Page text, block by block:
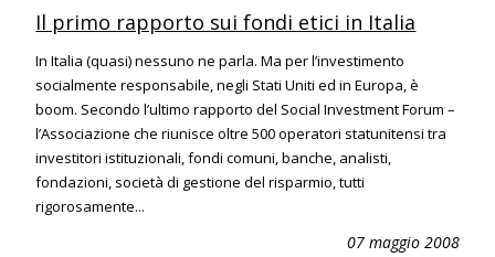
Il primo rapporto sui fondi etici in Italia
In Italia (quasi) nessuno ne parla. Ma per l’investimento
socialmente responsabile, negli Stati Uniti ed in Europa, è
boom. Secondo l’ultimo rapporto del Social Investment Forum –
l’Associazione che riunisce oltre 500 operatori statunitensi tra
investitori istituzionali, fondi comuni, banche, analisti,
fondazioni, società di gestione del risparmio, tutti
rigorosamente...
07 maggio 2008